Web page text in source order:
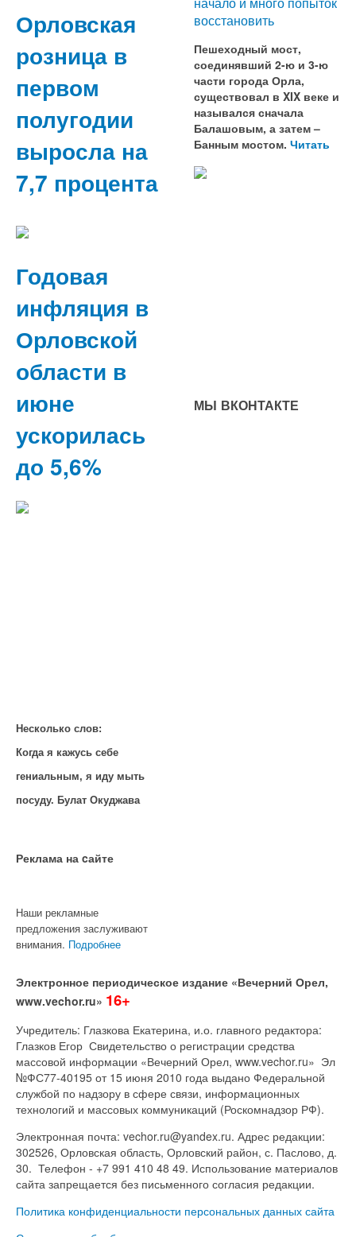
Орловская
розница в
первом
полугодии
выросла на
7,7 процента
Годовая
инфляция в
Орловской
области в
июне
ускорилась
до 5,6%
Несколько слов:
Когда я кажусь себе
гениальным, я иду мыть
посуду. Булат Окуджава
Реклама на cайте
Наши рекламные
предложения заслуживают
внимания. Подробнее
восстановить
Пешеходный мост,
соединявший 2-ю и 3-ю
части города Орла,
существовал в XIX веке и
назывался сначала
Балашовым, а затем –
Банным мостом. Читать
МЫ ВКОНТАКТЕ
Электронное периодическое издание «Вечерний Орел,
www.vechor.ru» 16+
Учредитель: Глазкова Екатерина, и.о. главного редактора:
Глазков Егор Свидетельство о регистрации средства
массовой информации «Вечерний Орел, www.vechor.ru» Эл
№ФС77-40195 от 15 июня 2010 года выдано Федеральной
службой по надзору в сфере связи, информационных
технологий и массовых коммуникаций (Роскомнадзор РФ).
Электронная почта: vechor.ru@yandex.ru. Адрес редакции:
302526, Орловская область, Орловский район, с. Паслово, д.
30. Телефон - +7 991 410 48 49. Использование материалов
сайта запрещается без письменного согласия редакции.
Политика конфиденциальности персональных данных сайта